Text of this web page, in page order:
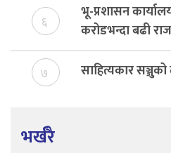
६
भू-प्रशासन
करोडभन्दा बढी
बेरुजु फर्छयौट
७ साहित्यकार
भर्खरै